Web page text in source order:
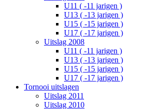
U11 ( -11 jarigen )
U13 ( -13 jarigen )
U15 ( -15 jarigen )
U17 ( -17 jarigen )
Uitslag 2008
U11 ( -11 jarigen )
U13 ( -13 jarigen )
U15 ( -15 jarigen )
U17 ( -17 jarigen )
Tornooi uitslagen
Uitslag 2011
Uitslag 2010